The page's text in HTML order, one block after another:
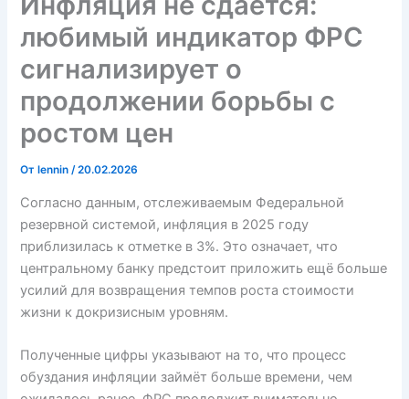
любимый индикатор ФРС
сигнализирует о
продолжении борьбы с
ростом цен
От lennin/20.02.2026
Согласно данным, отслеживаемым Федеральной
резервной системой, инфляция в 2025 году
приблизилась к отметке в 3%. Это означает, что
центральному банку предстоит приложить ещё больше
усилий для возвращения темпов роста стоимости
жизни к докризисным уровням.
Полученные цифры указывают на то, что процесс
обуздания инфляции займёт больше времени, чем